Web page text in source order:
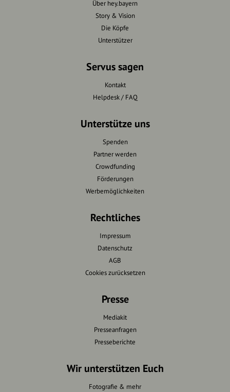
Über hey.bayern
Story & Vision
Die Köpfe
Unterstützer
Servus sagen
Kontakt
Helpdesk / FAQ
Unterstütze uns
Spenden
Partner werden
Crowdfunding
Förderungen
Werbemöglichkeiten
Rechtliches
Impressum
Datenschutz
AGB
Cookies zurücksetzen
Presse
Mediakit
Presseanfragen
Presseberichte
Wir unterstützen Euch
Fotografie & mehr